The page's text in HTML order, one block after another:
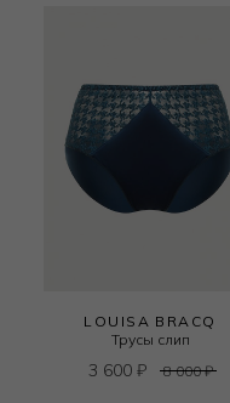
LOUISA BRACQ
Трусы слип
3 600 ₽ 8 000₽